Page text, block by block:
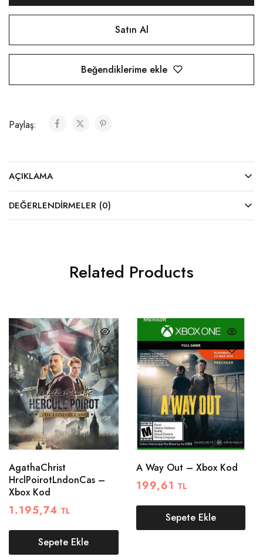
Satın Al
Beğendiklerime ekle
Paylaş:
AÇIKLAMA
DEĞERLENDIRMELER (0)
Related Products
AgathaChrist
HrclPoirotLndonCas –
Xbox Kod
1.195,74 TL
Sepete Ekle
A Way Out – Xbox Kod
199,61 TL
Sepete Ekle